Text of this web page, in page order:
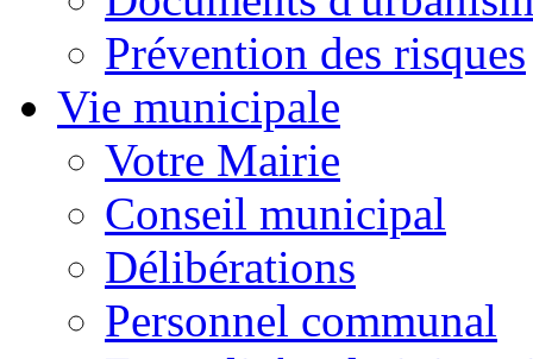
Prévention des risques
Vie municipale
Votre Mairie
Conseil municipal
Délibérations
Personnel communal